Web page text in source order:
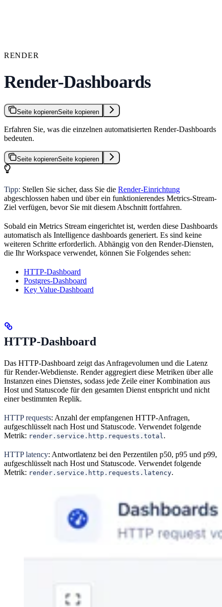
RENDER
Render-Dashboards
Seite kopierenSeite kopieren
Erfahren Sie, was die einzelnen automatisierten Render-Dashboards
bedeuten.
Seite kopierenSeite kopieren
Tipp: Stellen Sie sicher, dass Sie die Render-Einrichtung
abgeschlossen haben und über ein funktionierendes Metrics-Stream-
Ziel verfügen, bevor Sie mit diesem Abschnitt fortfahren.
Sobald ein Metrics Stream eingerichtet ist, werden diese Dashboards
automatisch als Intelligence dashboards generiert. Es sind keine
weiteren Schritte erforderlich. Abhängig von den Render-Diensten,
die Ihr Workspace verwendet, können Sie Folgendes sehen:
HTTP-Dashboard
Postgres-Dashboard
Key Value-Dashboard
HTTP-Dashboard
Das HTTP-Dashboard zeigt das Anfragevolumen und die Latenz
für Render-Webdienste. Render aggregiert diese Metriken über alle
Instanzen eines Dienstes, sodass jede Zeile einer Kombination aus
Host und Statuscode für den gesamten Dienst entspricht und nicht
einer bestimmten Replik.
HTTP requests: Anzahl der empfangenen HTTP-Anfragen,
aufgeschlüsselt nach Host und Statuscode. Verwendet folgende
Metrik: render.service.http.requests.total .
HTTP latency: Antwortlatenz bei den Perzentilen p50, p95 und p99,
aufgeschlüsselt nach Host und Statuscode. Verwendet folgende
Metrik: render.service.http.requests.latency.